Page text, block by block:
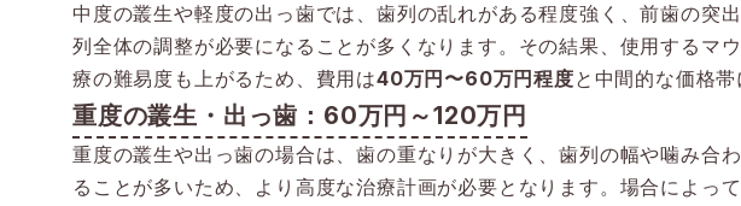
中度の叢生や軽度の出っ歯では、歯列の乱れがある程度強く、前歯の突
列全体の調整が必要になることが多くなります。その結果、使用するマ
療の難易度も上がるため、費用は40万円〜60万円程度と中間的な価格帯
重度の叢生・出っ歯：60万円～120万円
重度の叢生や出っ歯の場合は、歯の重なりが大きく、歯列の幅や噛み合
ることが多いため、より高度な治療計画が必要となります。場合によっ